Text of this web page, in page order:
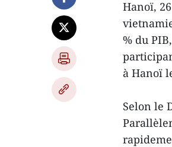
Hanoï,
% du
à Hanoï
Selon le